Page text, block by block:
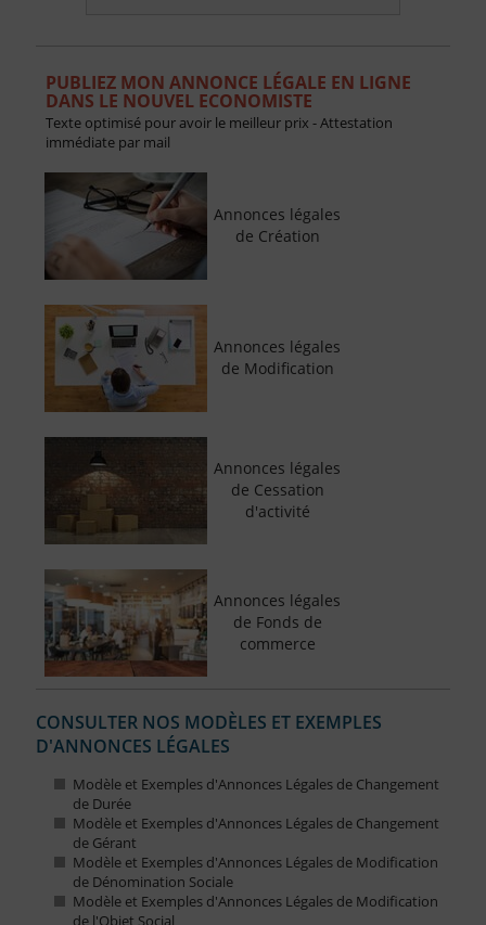
PUBLIEZ MON ANNONCE LÉGALE EN LIGNE
DANS LE NOUVEL ECONOMISTE
Texte optimisé pour avoir le meilleur prix - Attestation
immédiate par mail
Annonces légales
de Création
Annonces légales
de Modification
Annonces légales
de Cessation
d'activité
Annonces légales
de Fonds de
commerce
CONSULTER NOS MODÈLES ET EXEMPLES
D'ANNONCES LÉGALES
Modèle et Exemples d'Annonces Légales de Changement
de Durée
Modèle et Exemples d'Annonces Légales de Changement
de Gérant
Modèle et Exemples d'Annonces Légales de Modification
de Dénomination Sociale
Modèle et Exemples d'Annonces Légales de Modification
de l'Objet Social